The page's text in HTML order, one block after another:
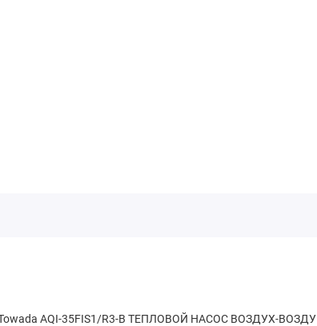
Towada AQI-35FIS1/R3-B ТЕПЛОВОЙ НАСОС ВОЗДУХ-ВОЗДУ